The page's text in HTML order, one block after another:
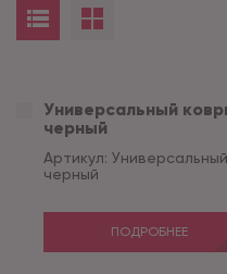
Универсальный
черный
Артикул:
черный
ПОДРОБНЕЕ